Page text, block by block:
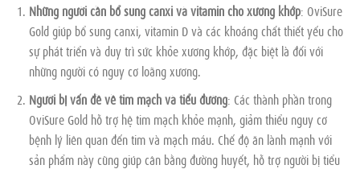
Những người cần bổ sung canxi và vitamin cho xương khớp: OviSure
Gold giúp bổ sung canxi, vitamin D và các khoáng chất thiết yếu cho
sự phát triển và duy trì sức khỏe xương khớp, đặc biệt là đối với
những người có nguy cơ loãng xương.
Người bị vấn đề về tim mạch và tiểu đường: Các thành phần trong
OviSure Gold hỗ trợ hệ tim mạch khỏe mạnh, giảm thiểu nguy cơ
bệnh lý liên quan đến tim và mạch máu. Chế độ ăn lành mạnh với
sản phẩm này cũng giúp cân bằng đường huyết, hỗ trợ người bị tiểu